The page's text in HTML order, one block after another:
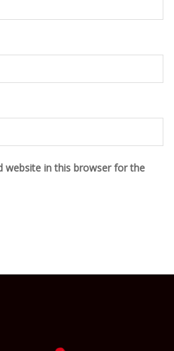
website in this browser for the